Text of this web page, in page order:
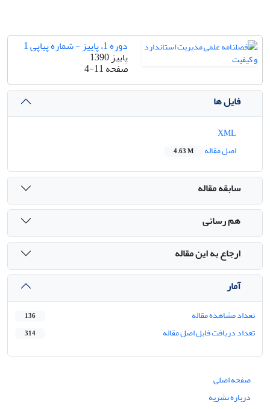
دوره 1، پاییز - شماره پیاپی 1
پاییز 1390
صفحه4-11
فایل ها
اصل مقاله
4.63 M
سابقه مقاله
هم رسانی
ارجاع به این مقاله
آمار
تعداد مشاهده مقاله 136
تعداد دریافت فایل اصل مقاله 314
صفحه اصلی
درباره نشریه